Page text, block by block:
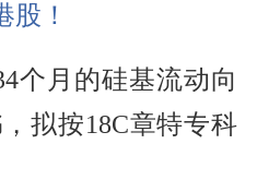
股！
个月的硅基流动向
拟按18C章特专科